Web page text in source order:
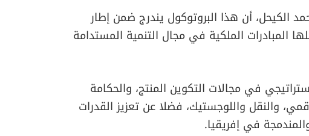
الكيحل، أن هذا البروتوكول يندرج ضمن إطار
المبادرات الملكية في مجال التنمية المستدامة
في مجالات التكوين المنتج، والحكامة
والنقل واللوجستيك، فضلا عن تعزيز القدرات
في إفريقيا.